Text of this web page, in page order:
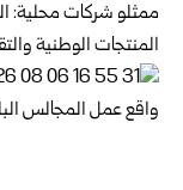
ممثلو شركات
المنتجات الوطنية